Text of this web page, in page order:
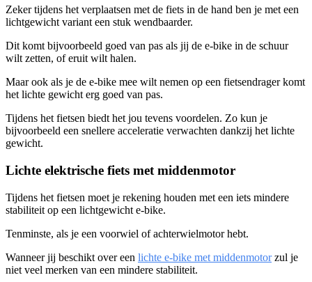
Zeker tijdens het verplaatsen met de fiets in de hand ben je met een
lichtgewicht variant een stuk wendbaarder.
Dit komt bijvoorbeeld goed van pas als jij de e-bike in de schuur
wilt zetten, of eruit wilt halen.
Maar ook als je de e-bike mee wilt nemen op een fietsendrager komt
het lichte gewicht erg goed van pas.
Tijdens het fietsen biedt het jou tevens voordelen. Zo kun je
bijvoorbeeld een snellere acceleratie verwachten dankzij het lichte
gewicht.
Lichte elektrische fiets met middenmotor
Tijdens het fietsen moet je rekening houden met een iets mindere
stabiliteit op een lichtgewicht e-bike.
Tenminste, als je een voorwiel of achterwielmotor hebt.
Wanneer jij beschikt over een lichte e-bike met middenmotorzul je
niet veel merken van een mindere stabiliteit.